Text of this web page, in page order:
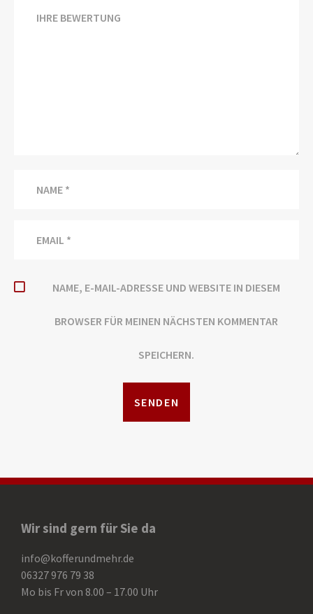
NAME, E-MAIL-ADRESSE UND WEBSITE IN DIESEM
BROWSER FÜR MEINEN NÄCHSTEN KOMMENTAR
SPEICHERN.
Wir sind gern für Sie da
info@kofferundmehr.de
06327 976 79 38
Mo bis Fr von 8.00 – 17.00 Uhr